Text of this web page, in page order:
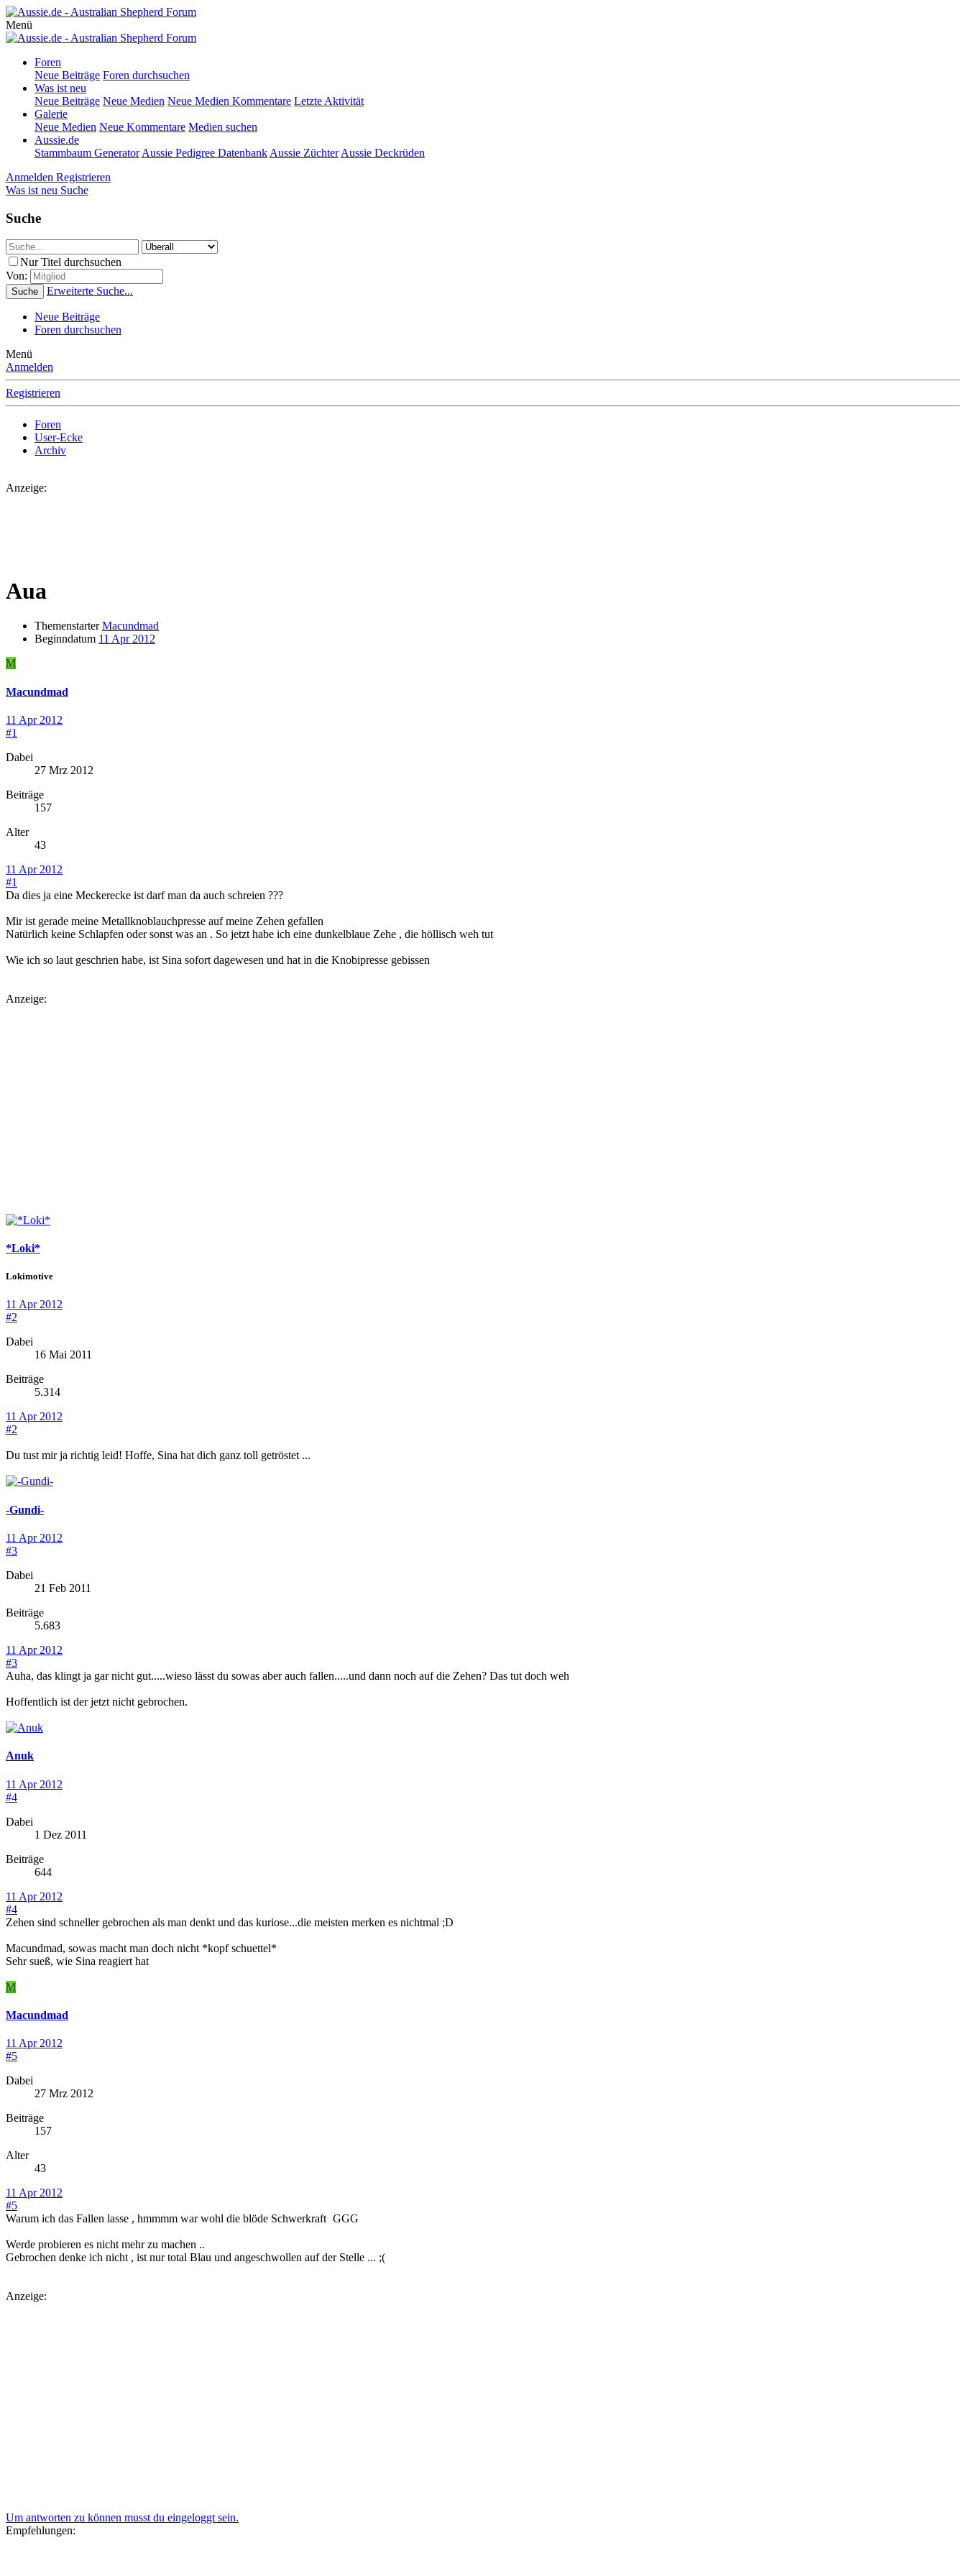
Menü
Foren
Neue Beiträge Foren durchsuchen
Was ist neu
Neue Beiträge Neue Medien Neue Medien Kommentare Letzte Aktivität
Galerie
Neue Medien Neue Kommentare Medien suchen
Aussie.de
Stammbaum Generator Aussie Pedigree Datenbank Aussie Züchter Aussie Deckrüden
Anmelden Registrieren
Was ist neu Suche
Suche
Nur Titel durchsuchen
Von:
Suche Erweiterte Suche...
Neue Beiträge
Foren durchsuchen
Menü
Anmelden
Registrieren
Foren
User-Ecke
Archiv
Anzeige:
Aua
Themenstarter Macundmad
Beginndatum 11 Apr 2012
M
Macundmad
11 Apr 2012
#1
Dabei
27 Mrz 2012
Beiträge
157
Alter
43
11 Apr 2012
#1
Da dies ja eine Meckerecke ist darf man da auch schreien ???
Mir ist gerade meine Metallknoblauchpresse auf meine Zehen gefallen
Natürlich keine Schlapfen oder sonst was an . So jetzt habe ich eine dunkelblaue Zehe , die höllisch weh tut
Wie ich so laut geschrien habe, ist Sina sofort dagewesen und hat in die Knobipresse gebissen
Anzeige:
*Loki*
Lokimotive
11 Apr 2012
#2
Dabei
16 Mai 2011
Beiträge
5.314
11 Apr 2012
#2
Du tust mir ja richtig leid! Hoffe, Sina hat dich ganz toll getröstet ...
-Gundi-
11 Apr 2012
#3
Dabei
21 Feb 2011
Beiträge
5.683
11 Apr 2012
#3
Auha, das klingt ja gar nicht gut.....wieso lässt du sowas aber auch fallen.....und dann noch auf die Zehen? Das tut doch weh
Hoffentlich ist der jetzt nicht gebrochen.
Anuk
11 Apr 2012
#4
Dabei
1 Dez 2011
Beiträge
644
11 Apr 2012
#4
Zehen sind schneller gebrochen als man denkt und das kuriose...die meisten merken es nichtmal ;D
Macundmad, sowas macht man doch nicht *kopf schuettel*
Sehr sueß, wie Sina reagiert hat
M
Macundmad
11 Apr 2012
#5
Dabei
27 Mrz 2012
Beiträge
157
Alter
43
11 Apr 2012
#5
Warum ich das Fallen lasse , hmmmm war wohl die blöde Schwerkraft GGG
Werde probieren es nicht mehr zu machen ..
Gebrochen denke ich nicht , ist nur total Blau und angeschwollen auf der Stelle ... ;(
Anzeige:
Um antworten zu können musst du eingeloggt sein.
Empfehlungen: